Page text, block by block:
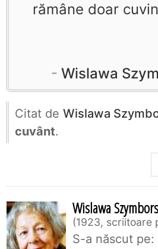
rămâne doar
Wislawa
Citat de Wislawa
cuvânt.
Wislawa
1923, scriitoare
S-a născut pe: